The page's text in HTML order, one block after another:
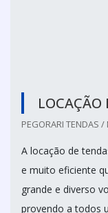
LOCAÇÃO
PEGORARI TENDAS /
A locação de
e muito eficiente
grande e diverso
provendo a todos